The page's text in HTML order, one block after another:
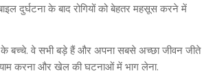
दुर्घटना के बाद रोगियों को बेहतर महसूस करने में
के बच्चे. वे सभी बड़े हैं और अपना सबसे अच्छा जीवन जीते
करना और खेल की घटनाओं में भाग लेना.